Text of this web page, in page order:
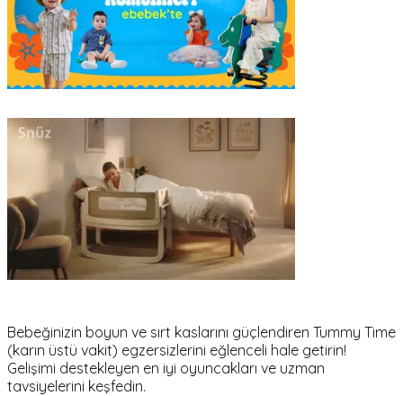
Bebeğinizin boyun ve sırt kaslarını güçlendiren Tummy Time
(karın üstü vakit) egzersizlerini eğlenceli hale getirin!
Gelişimi destekleyen en iyi oyuncakları ve uzman
tavsiyelerini keşfedin.